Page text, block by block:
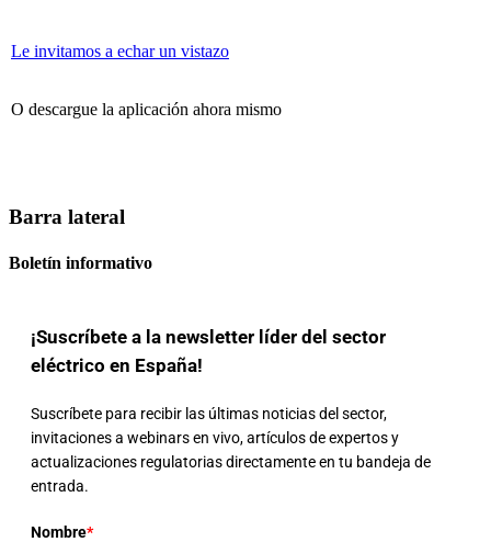
Le invitamos a echar un vistazo
O descargue la aplicación ahora mismo
Barra lateral
Boletín informativo
¡Suscríbete a la newsletter líder del sector
eléctrico en España!
Suscríbete para recibir las últimas noticias del sector,
invitaciones a webinars en vivo, artículos de expertos y
actualizaciones regulatorias directamente en tu bandeja de
entrada.
Nombre*